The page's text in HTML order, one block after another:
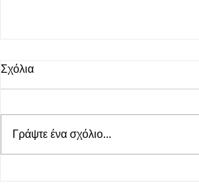
Σχόλια
Γράψτε ένα σχόλιο...